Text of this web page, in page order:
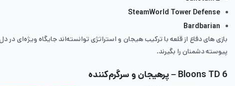
SteamWorld Tower Defense
Bardbarian
بازی های دفاع از قلعه با ترکیب هیجان و استراتژی توانسته‌اند جایگاه ویژه‌ای
پیوسته دشمنان را بگیرند.
Bloons TD 6 – پرهیجان و سرگرم‌کننده